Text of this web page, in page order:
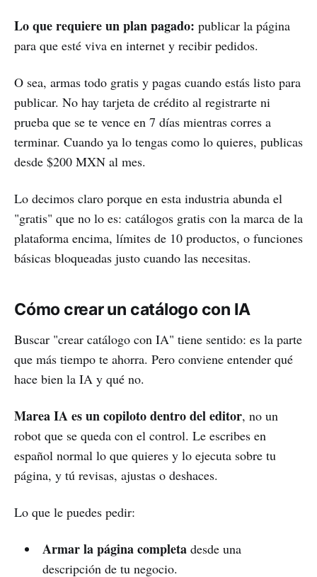
Lo que requiere un plan pagado: publicar la página
para que esté viva en internet y recibir pedidos.
O sea, armas todo gratis y pagas cuando estás listo para
publicar. No hay tarjeta de crédito al registrarte ni
prueba que se te vence en 7 días mientras corres a
terminar. Cuando ya lo tengas como lo quieres, publicas
desde $200 MXN al mes.
Lo decimos claro porque en esta industria abunda el
"gratis" que no lo es: catálogos gratis con la marca de la
plataforma encima, límites de 10 productos, o funciones
básicas bloqueadas justo cuando las necesitas.
Cómo crear un catálogo con IA
Buscar "crear catálogo con IA" tiene sentido: es la parte
que más tiempo te ahorra. Pero conviene entender qué
hace bien la IA y qué no.
Marea IA es un copiloto dentro del editor, no un
robot que se queda con el control. Le escribes en
español normal lo que quieres y lo ejecuta sobre tu
página, y tú revisas, ajustas o deshaces.
Lo que le puedes pedir:
Armar la página completadesde una
descripción de tu negocio.